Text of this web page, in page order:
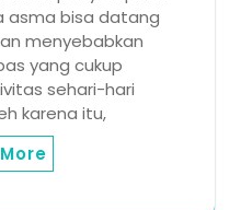
asma bisa datang
menyebabkan
yang cukup
sehari-hari
karena itu,